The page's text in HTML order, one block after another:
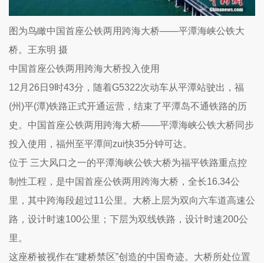
图为鸟瞰中国首座公铁两用跨海大桥——平潭海峡公铁大
桥。王东明 摄
中国首座公铁两用跨海大桥投入使用
12月26日9时43分，随着G5322次动车从平潭站驶出，福
(州)平(潭)铁路正式开通运营，结束了平潭岛不通铁路的历
史。中国首座公铁两用跨海大桥——平潭海峡公铁大桥同步
投入使用，福州至平潭间zui快35分钟可达。
位于 三大风口之一的平潭海峡公铁大桥为福平铁路重点控
制性工程，是中国首座公铁两用跨海大桥，全长16.34公
里，其中跨海段超过11公里。大桥上层为双向六车道高速公
路，设计时速100公里；下层为双线铁路，设计时速200公
里。
这座桥被视作在“建桥禁区”创造的中国奇迹。大桥所处位置